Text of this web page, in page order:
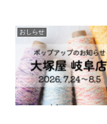
おしらせ